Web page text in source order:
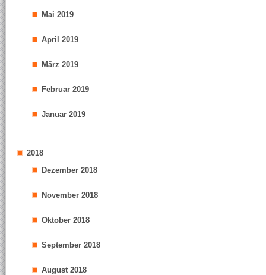
Mai 2019
April 2019
März 2019
Februar 2019
Januar 2019
2018
Dezember 2018
November 2018
Oktober 2018
September 2018
August 2018